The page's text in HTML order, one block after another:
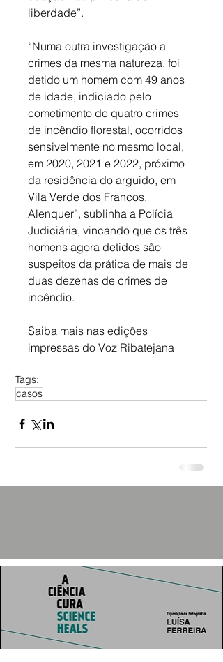
liberdade”.
“Numa outra investigação a
crimes da mesma natureza, foi
detido um homem com 49 anos
de idade, indiciado pelo
cometimento de quatro crimes
de incêndio florestal, ocorridos
sensivelmente no mesmo local,
em 2020, 2021 e 2022, próximo
da residência do arguido, em
Vila Verde dos Francos,
Alenquer”, sublinha a Polícia
Judiciária, vincando que os três
homens agora detidos são
suspeitos da prática de mais de
duas dezenas de crimes de
incêndio.
Saiba mais nas edições
impressas do Voz Ribatejana
Tags:
casos